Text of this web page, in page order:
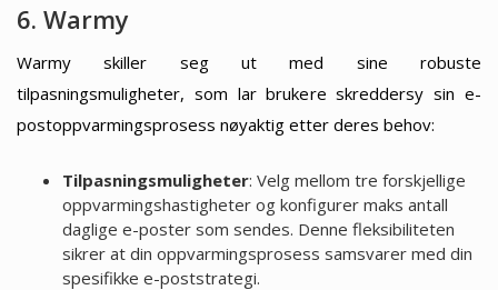
6. Warmy
Warmy skiller seg ut med sine robuste
tilpasningsmuligheter, som lar brukere skreddersy sin e-
postoppvarmingsprosess nøyaktig etter deres behov:
Tilpasningsmuligheter: Velg mellom tre forskjellige
oppvarmingshastigheter og konfigurer maks antall
daglige e-poster som sendes. Denne fleksibiliteten
sikrer at din oppvarmingsprosess samsvarer med din
spesifikke e-poststrategi.